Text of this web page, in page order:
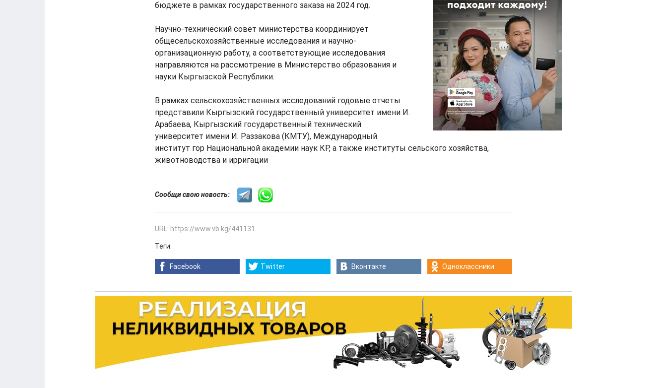
бюджете в рамках государственного заказа на 2024 год.
Научно-технический совет министерства координирует
общесельскохозяйственные исследования и научно-
организационную работу, а соответствующие исследования
направляются на рассмотрение в Министерство образования и
науки Кыргызской Республики.
В рамках сельскохозяйственных исследований годовые отчеты
представили Кыргызский государственный университет имени И.
Арабаева, Кыргызский государственный технический
университет имени И. Раззакова (КМТУ), Международный
институт гор Национальной академии наук КР, а также институты сельского хозяйства,
животноводства и ирригации
Сообщи свою новость:
URL: https://www.vb.kg/441131
Теги:
Facebook Twitter Вконтакте Одноклассники